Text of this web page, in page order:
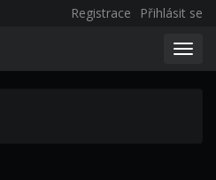
Registrace Přihlásit se